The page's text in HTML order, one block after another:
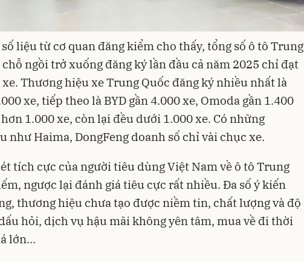
liệu từ cơ quan đăng kiểm cho thấy, tổng số ô tô Trung
chỗ ngồi trở xuống đăng ký lần đầu cả năm 2025 chỉ đạt
xe. Thương hiệu xe Trung Quốc đăng ký nhiều nhất là
xe, tiếp theo là BYD gần 4.000 xe, Omoda gần 1.400
1.000 xe, còn lại đều dưới 1.000 xe. Có những
như Haima, DongFeng doanh số chỉ vài chục xe.
tích cực của người tiêu dùng Việt Nam về ô tô Trung
ngược lại đánh giá tiêu cực rất nhiều. Đa số ý kiến
thương hiệu chưa tạo được niềm tin, chất lượng và độ
hỏi, dịch vụ hậu mãi không yên tâm, mua về đi thời
lớn…